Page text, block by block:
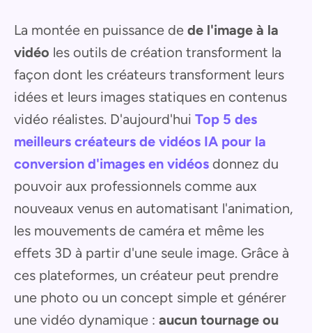
La montée en puissance de de l'image à la
vidéo les outils de création transforment la
façon dont les créateurs transforment leurs
idées et leurs images statiques en contenus
vidéo réalistes. D'aujourd'hui Top 5 des
meilleurs créateurs de vidéos IA pour la
conversion d'images en vidéos donnez du
pouvoir aux professionnels comme aux
nouveaux venus en automatisant l'animation,
les mouvements de caméra et même les
effets 3D à partir d'une seule image. Grâce à
ces plateformes, un créateur peut prendre
une photo ou un concept simple et générer
une vidéo dynamique : aucun tournage ou